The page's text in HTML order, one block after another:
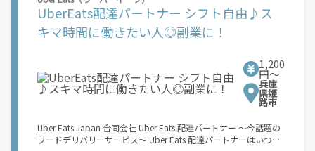
なものはたったの6つだけです。 1. スマートフォン 2. 運転免許証
3. 黒ナンバー 4. 最新の車検証 5. 銀行口座 6. 就労資格確認書類
（外国籍の方） ご応募いただいた後、登録手続きをご案内しま
の車両でご登録いただく場合、ご登録者様と車両の所有者様は同
一である必要があります。 【配達業務の流れ】 登録手続きを完
了すると、オファー（委託する配達業務）をアプリで確認するこ
とができます。 あとは、3つのステップで稼働するだけです。 1.
オファーを受諾する 2. デリバリーステーションで荷物をピックア
られたくないけれど、安定した収入がほしい...] 「スキマ時間はあ
るけれど、その時間に稼げる方法がない...」 「新しい業務にチャ
UberEats配達パートナー シフト自由♪ス
キマ時間に働きたい人◎副業に！
1,200
円〜
兵庫
県姫
路市
Uber Eats Japan 合同会社 Uber Eats 配達パートナー ～今話題の
フードデリバリーサービス～ Uber Eats 配達パートナーはいつで